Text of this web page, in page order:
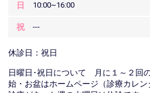
日 10:00~16:00
祝 ---
休診日：祝日
日曜日･祝日について 月に１～２回
始・お盆はホームページ（診療カレ